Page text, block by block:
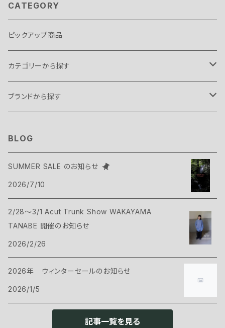
CATEGORY
ピックアップ商品
カテゴリーから探す
テント・タープ
タープ
アクセサリー
ヴィヴィ
ハンモック
マット
コット
バックパック
サコッシュ・ポーチ
バックパックアクセサリー
ケース
トップス
Tシャツ・シャツ
シェル
インサレーション
パンツ・ショーツ
インサレーション
シューズ
ブランドから探す
Bush Craft
Cargo Container
BLOG
SUMMER SALE のお知らせ
2026/7/10
2/28～3/1 Acut Trunk Show WAKAYAMA
TANABE 開催のお知らせ
2026/2/26
2026年 ウィンターセールのお知らせ
2026/1/5
記事一覧を見る